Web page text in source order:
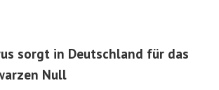
sorgt in Deutschland für das
Null